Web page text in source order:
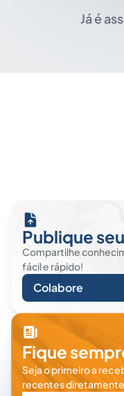
Já é
Publique
Compartilhe
fácil e rápido!
Colabore
Fique
Seja o primeiro a
recentes diretamente